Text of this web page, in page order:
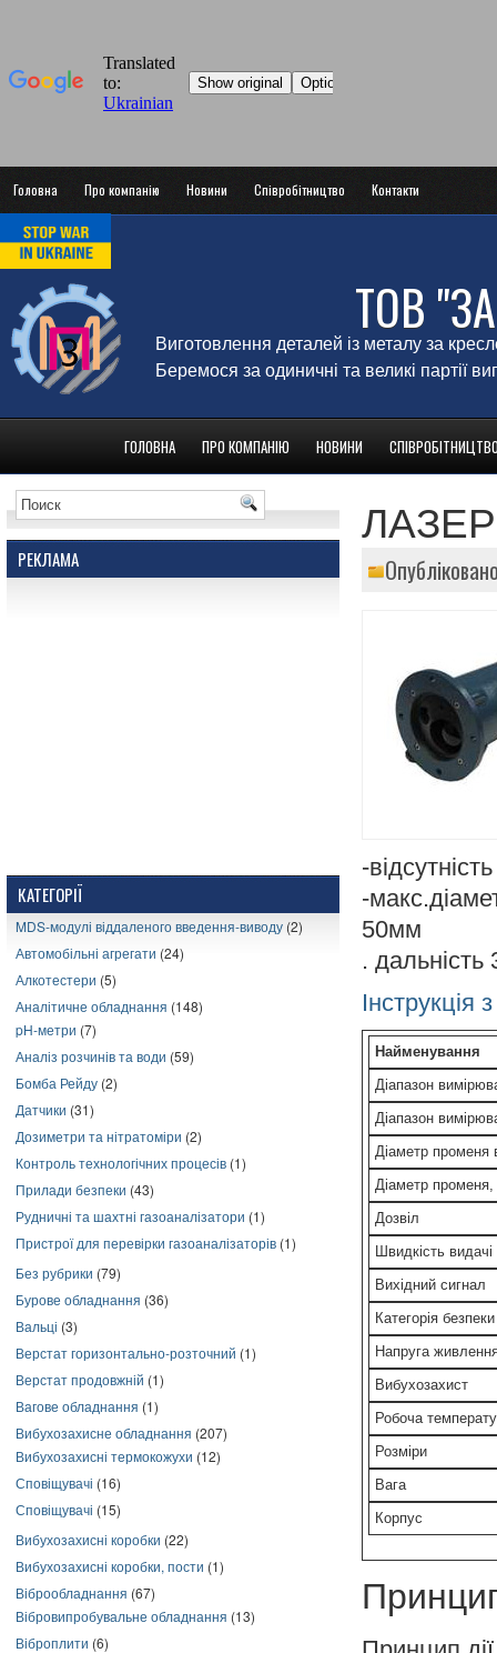
Головна Про компанію Новини Співробітництво Контакти
ТОВ
Виготовлення деталей із металу за
Беремося за одиничні та великі партії
ГОЛОВНА ПРО КОМПАНІЮ НОВИНИ
РЕКЛАМА
КАТЕГОРІЇ
MDS-модулі віддаленого введення-виводу (2)
Автомобільні агрегати (24)
Алкотестери (5)
Аналітичне обладнання (148)
pH-метри (7)
Аналіз розчинів та води (59)
Бомба Рейду (2)
Датчики (31)
Дозиметри та нітратоміри (2)
Контроль технологічних процесів (1)
Прилади безпеки (43)
Рудничні та шахтні газоаналізатори (1)
Пристрої для перевірки газоаналізаторів (1)
Без рубрики (79)
Бурове обладнання (36)
Вальці (3)
Верстат горизонтально-розточний (1)
Верстат продовжній (1)
Вагове обладнання (1)
Вибухозахисне обладнання (207)
Вибухозахисні термокожухи (12)
Сповіщувачі (16)
Сповіщувачі (15)
Вибухозахисні коробки (22)
Вибухозахисні коробки, пости (1)
Віброобладнання (67)
Вібровипробувальне обладнання (13)
Віброплити (6)
-
-
50мм
. дальність
Інструкція
Найменування
Діапазон
Діапазон
Діаметр променя
Діаметр
Дозвіл
Швидкість видачі
Вихідний сигнал
Категорія
Напруга
Вибухозахист
Робоча
Розміри
Вага
Корпус